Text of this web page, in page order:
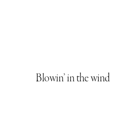
Blowin’ in the wind